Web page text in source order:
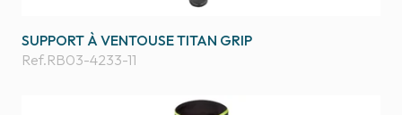
SUPPORT À VENTOUSE TITAN GRIP
Ref.RB03-4233-11